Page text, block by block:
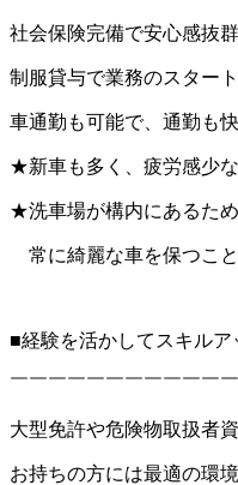
社会保険完備で安心感抜群
制服貸与で業務のスタート
車通勤も可能で、通勤も快
★新車も多く、疲労感少な
★洗車場が構内にあるため
常に綺麗な車を保つこと
■経験を活かしてスキルア
￣￣￣￣￣￣￣￣￣￣￣
大型免許や危険物取扱者
お持ちの方には最適の環境